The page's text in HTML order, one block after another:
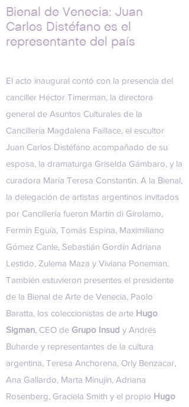
Bienal de Venecia: Juan
Carlos Distéfano es el
representante del país
El acto inaugural contó con la presencia del
canciller Héctor Timerman, la directora
general de Asuntos Culturales de la
Cancillería Magdalena Faillace, el escultor
Juan Carlos Distéfano acompañado de su
esposa, la dramaturga Griselda Gámbaro, y la
curadora María Teresa Constantin. A la Bienal,
la delegación de artistas argentinos invitados
por Cancillería fueron Martín di Girolamo,
Fermín Eguía, Tomás Espina, Maximiliano
Gómez Canle, Sebastián Gordín Adriana
Lestido, Zulema Maza y Viviana Ponemian.
También estuvieron presentes el presidente
de la Bienal de Arte de Venecia, Paolo
Baratta, los coleccionistas de arte Hugo
Sigman, CEO de Grupo Insud y Andrés
Buharde y representantes de la cultura
argentina, Teresa Anchorena, Orly Benzacar,
Ana Gallardo, Marta Minujin, Adriana
Rosenberg, Graciela Smith y el propio Hugo